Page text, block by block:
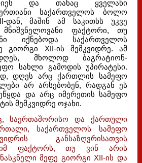
და თანაც ყველანი
საქართველოს ბოლო
დან, მაშინ ამ საკითხს უკვე
მნიშვნელოვანი ფაქტორი, თუ
იქნებოდა საქართველოს
გიორგი XII-ის მემკვიდრე. ამ
დღეს, მხოლოდ ბაგრატიონ-
სახლი გამოდის უპირატესი.
დღეს არც ქართლის სამეფო
არ არსებობენ, რადგან ეს
და არც იმერეთის სამეფო
მემკვიდრე ოჯახი.
საერთაშორისო და ქართული
საქართველოს სამეფო
განსაზღვრისათვის
იმ ფაქტორს, თუ ვინ არის
მეფე გიორგი XII-ის და